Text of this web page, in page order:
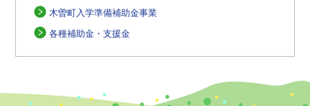
木曽町入学準備補助金事業
各種補助金・支援金